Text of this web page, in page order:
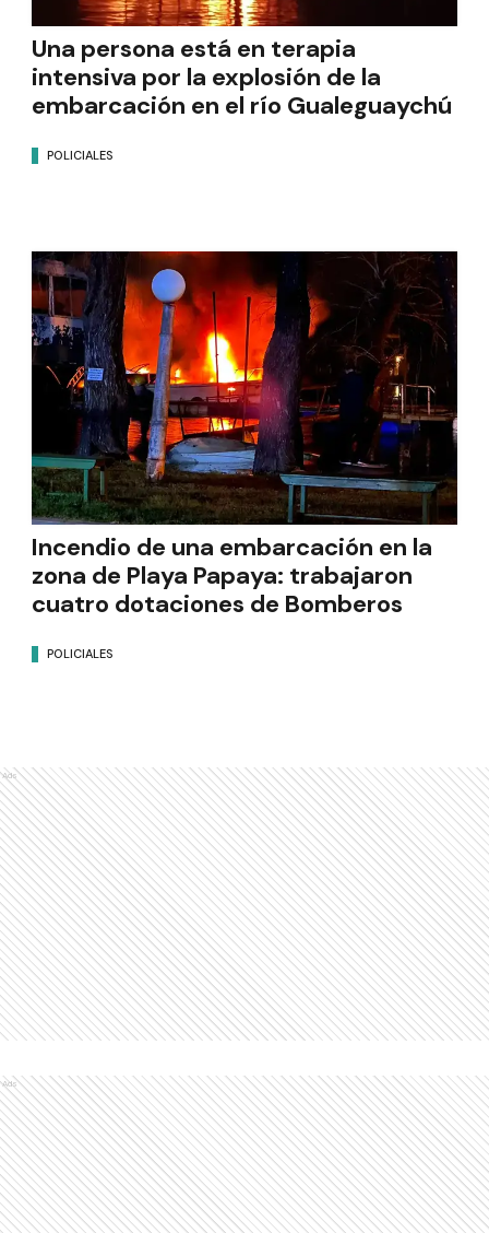
Una persona está en terapia
intensiva por la explosión de la
embarcación en el río Gualeguaychú
POLICIALES
Incendio de una embarcación en la
zona de Playa Papaya: trabajaron
cuatro dotaciones de Bomberos
POLICIALES
Ads
Ads